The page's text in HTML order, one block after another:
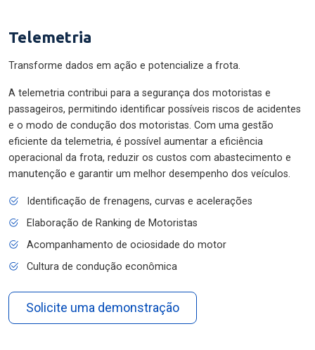
Telemetria
Transforme dados em ação e potencialize a frota.
A telemetria contribui para a segurança dos motoristas e
passageiros, permitindo identificar possíveis riscos de acidentes
e o modo de condução dos motoristas. Com uma gestão
eficiente da telemetria, é possível aumentar a eficiência
operacional da frota, reduzir os custos com abastecimento e
manutenção e garantir um melhor desempenho dos veículos.
Identificação de frenagens, curvas e acelerações
Elaboração de Ranking de Motoristas
Acompanhamento de ociosidade do motor
Cultura de condução econômica
Solicite uma demonstração